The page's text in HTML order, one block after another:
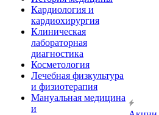
Кардиология и
кардиохирургия
Клиническая
лабораторная
диагностика
Косметология
Лечебная физкультура
и физиотерапия
Мануальная медицина
и